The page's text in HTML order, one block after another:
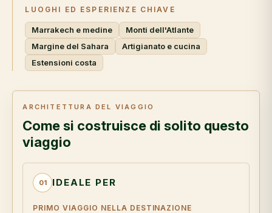
LUOGHI ED ESPERIENZE CHIAVE
Marrakech e medine
Monti dell'Atlante
Margine del Sahara
Artigianato e cucina
Estensioni costa
ARCHITETTURA DEL VIAGGIO
Come si costruisce di solito questo
viaggio
01 IDEALE PER
PRIMO VIAGGIO NELLA DESTINAZIONE